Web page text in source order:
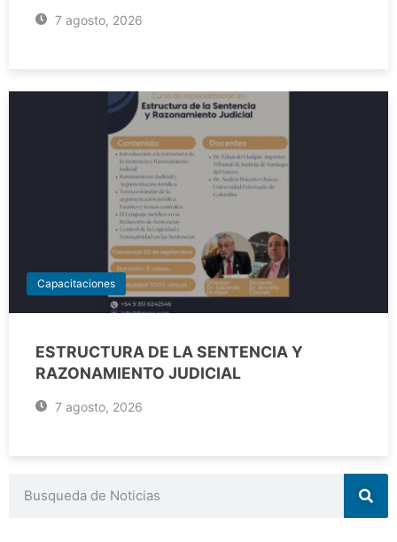
7 agosto, 2026
Capacitaciones
ESTRUCTURA DE LA SENTENCIA Y
RAZONAMIENTO JUDICIAL
7 agosto, 2026